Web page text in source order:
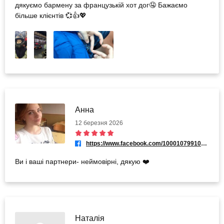
дякуємо бармену за французькій хот дог🤤 Бажаємо
більше клієнтів 💞👍💖
Анна
12 березня 2026
https://www.facebook.com/100010799107397
Ви і ваші партнери- неймовірні, дякую ❤️
Наталія